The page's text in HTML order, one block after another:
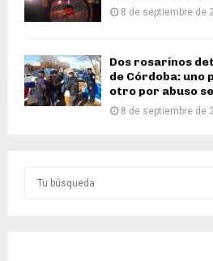
8 de septiembre de
Dos rosarinos
de Córdoba: uno
otro por abuso
8 de septiembre de